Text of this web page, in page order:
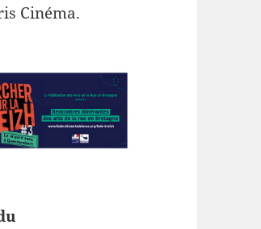
Cinéma.